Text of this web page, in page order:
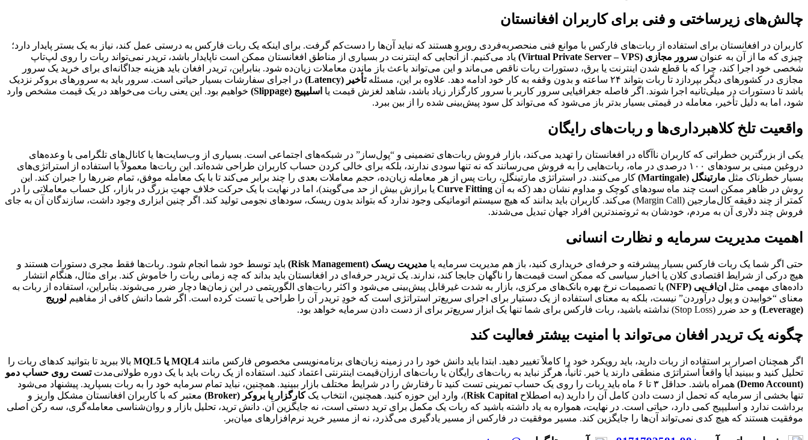
چالش‌های زیرساختی و فنی برای کاربران افغانستان
کاربران در افغانستان برای استفاده از ربات‌های فارکس با موانع فنی منحصربه‌فردی روبرو هستند که نباید آن‌ها را دست‌کم گرفت. برای اینکه یک ربات فارکس به درستی عمل کند، نیاز به یک بستر پایدار دارد؛
چیزی که ما از آن به عنوان سرور مجازی (Virtual Private Server – VPS)
یاد می‌کنیم. از آنجایی که اینترنت در بسیاری از مناطق افغانستان ممکن است ناپایدار باشد، تریدر نمی‌تواند ربات را روی لپ‌تاپ
شخصی خود اجرا کند، چرا که با قطع شدن اینترنت یا برق، دستورات ربات ناقص می‌ماند و این می‌تواند باعث باز ماندن معاملات زیان‌ده شود. بنابراین، تریدر افغان باید هزینه جداگانه‌ای برای خرید یک سرور
مجازی در کشورهای دیگر بپردازد تا ربات بتواند ۲۴ ساعته و بدون وقفه به کار خود ادامه دهد. علاوه بر این، مسئله
تأخیر (Latency)
در اجرای سفارشات بسیار حیاتی است. سرور باید به سرورهای بروکر نزدیک
باشد تا دستورات در میلی‌ثانیه اجرا شوند. اگر فاصله جغرافیایی سرور کاربر با سرور کارگزار زیاد باشد، شاهد لغزش قیمت یا اسلیپیج (Slippage)
خواهیم بود. این یعنی ربات می‌خواهد در یک قیمت مشخص وارد
شود، اما به دلیل تأخیر، معامله در قیمتی بسیار بدتر باز می‌شود که می‌تواند کل سود پیش‌بینی شده را از بین ببرد.
واقعیت تلخ کلاهبرداری‌ها و ربات‌های رایگان
یکی از بزرگترین خطراتی که کاربران ناآگاه در افغانستان را تهدید می‌کند، بازار فروش ربات‌های تضمینی و “پول‌ساز” در شبکه‌های اجتماعی است. بسیاری از وب‌سایت‌ها یا کانال‌های تلگرامی با وعده‌های
دروغین مبنی بر سودهای ۱۰۰ درصدی در ماه، ربات‌هایی را به فروش می‌رسانند که نه تنها سودی ندارند، بلکه برای خالی کردن حساب کاربران طراحی شده‌اند. این ربات‌ها معمولاً با استفاده از استراتژی‌های
بسیار خطرناک مثل مارتینگل (Martingale)
کار می‌کنند. در استراتژی مارتینگل، ربات پس از هر معامله زیان‌ده، حجم معاملات بعدی را چند برابر می‌کند تا با یک معامله موفق، تمام ضررها را جبران کند. این
روش در ظاهر ممکن است چند ماه سودهای کوچک و مداوم نشان دهد (که به آن Curve Fitting یا برازش بیش از حد می‌گویند)، اما در نهایت با یک حرکت خلاف جهتِ بزرگ در بازار، کل حساب معاملاتی را در
کمتر از چند دقیقه کال‌مارجین (Margin Call) می‌کند. کاربران باید بدانند که هیچ سیستم اتوماتیکی وجود ندارد که بتواند بدون ریسک، سودهای نجومی تولید کند. اگر چنین ابزاری وجود داشت، سازندگان آن به جای
فروش چند دلاری آن به مردم، خودشان به ثروتمندترین افراد جهان تبدیل می‌شدند.
اهمیت مدیریت سرمایه و نظارت انسانی
حتی اگر شما یک ربات فارکس بسیار پیشرفته و حرفه‌ای خریداری کنید، باز هم مدیریت سرمایه یا مدیریت ریسک (Risk Management)
باید توسط خود شما انجام شود. ربات‌ها فقط مجری دستورات هستند و
هیچ درکی از شرایط اقتصادی کلان یا اخبار سیاسی که ممکن است قیمت‌ها را ناگهان جابجا کند، ندارند. یک تریدر حرفه‌ای در افغانستان باید بداند که چه زمانی ربات را خاموش کند. برای مثال، هنگام انتشار
داده‌های مهمی مثل ان‌اف‌پی (NFP)
یا تصمیمات نرخ بهره بانک‌های مرکزی، بازار به شدت غیرقابل پیش‌بینی می‌شود و اکثر ربات‌های الگوریتمی در این زمان‌ها دچار ضرر می‌شوند. بنابراین، استفاده از ربات به
معنای “خوابیدن و پول درآوردن” نیست، بلکه به معنای استفاده از یک دستیار برای اجرای سریع‌تر استراتژی است که خودِ تریدر آن را طراحی یا تست کرده است. اگر شما دانش کافی از مفاهیم لوریج
(Leverage)
و حد ضرر (Stop Loss) نداشته باشید، ربات فارکس برای شما تنها یک ابزار سریع‌تر برای از دست دادن سرمایه خواهد بود.
چگونه یک تریدر افغان می‌تواند با امنیت بیشتر فعالیت کند
اگر همچنان اصرار بر استفاده از ربات دارید، باید رویکرد خود را کاملاً تغییر دهید. ابتدا باید دانش خود را در زمینه زبان‌های برنامه‌نویسی مخصوص فارکس مانند MQL4 یا MQL5
بالا ببرید تا بتوانید کدهای ربات را
تحلیل کنید و ببینید آیا واقعاً استراتژی منطقی دارند یا خیر. ثانیاً، هرگز نباید به ربات‌های رایگان یا ربات‌های ارزان‌قیمت اینترنتی اعتماد کنید. استفاده از یک ربات باید با یک دوره طولانی‌مدتتست روی حساب دمو
(Demo Account)
همراه باشد. حداقل ۳ تا ۶ ماه باید ربات را روی یک حساب تمرینی تست کنید تا رفتارش را در شرایط مختلف بازار ببینید. همچنین، نباید تمام سرمایه خود را به ربات بسپارید. پیشنهاد می‌شود
تنها بخشی از سرمایه که تحمل از دست دادن کامل آن را دارید (به اصطلاح Risk Capital)، وارد این حوزه کنید. همچنین، انتخاب یککارگزار یا بروکر (Broker)
معتبر که با کاربران افغانستان مشکل واریز و
برداشت ندارد و اسلیپیج کمی دارد، حیاتی است. در نهایت، همواره به یاد داشته باشید که ربات یک مکمل برای ترید دستی است، نه جایگزین آن. دانش ترید، تحلیل بازار و روان‌شناسی معامله‌گری، سه رکن اصلی
موفقیت هستند که هیچ کدی نمی‌تواند آن‌ها را جایگزین کند. مسیر موفقیت در فارکس از مسیر یادگیری می‌گذرد، نه از مسیر خرید نرم‌افزارهای میان‌بر.